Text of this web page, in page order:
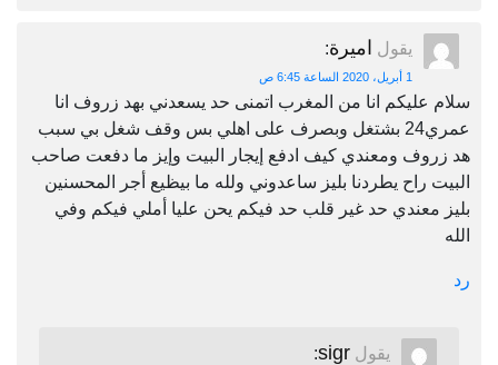
يقول اميرة:
1 أبريل، 2020 الساعة 6:45 ص
سلام عليكم انا من المغرب اتمنى حد يسعدني بهد زروف انا
عمري24 بشتغل وبصرف على اهلي بس وقف شغل بي سبب
هد زروف ومعندي كيف ادفع إيجار البيت وإيز ما دفعت صاحب
البيت راح يطردنا بليز ساعدوني ولله ما بيظيع أجر المحسنين
بليز معندي حد غير قلب حد فيكم يحن عليا أملي فيكم وفي
الله
رد
يقول sigr
: